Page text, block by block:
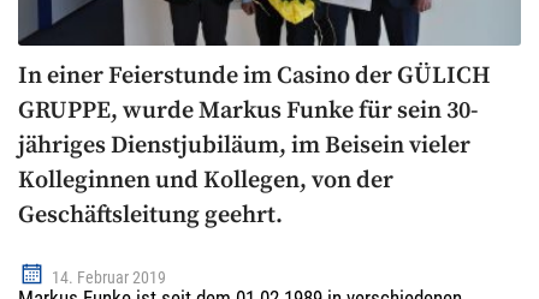
In einer Feierstunde im Casino der GÜLICH
GRUPPE, wurde Markus Funke für sein 30-
jähriges Dienstjubiläum, im Beisein vieler
Kolleginnen und Kollegen, von der
Geschäftsleitung geehrt.
14. Februar 2019